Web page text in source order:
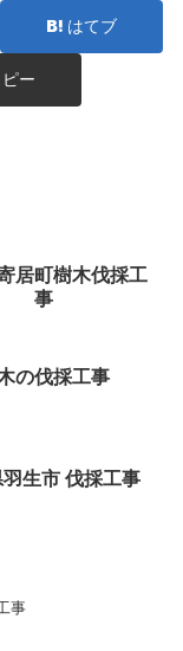
はてブ
ピー
居町樹木伐採工
事
の伐採工事
生市 伐採工事
事